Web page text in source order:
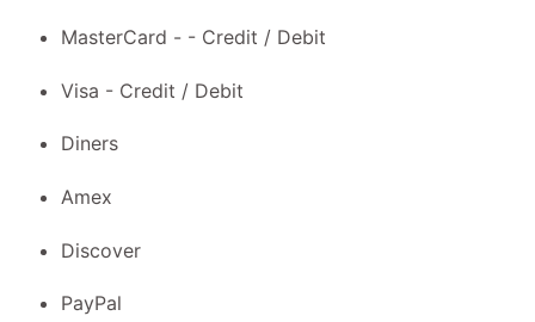
MasterCard - - Credit / Debit
Visa - Credit / Debit
Diners
Amex
Discover
PayPal